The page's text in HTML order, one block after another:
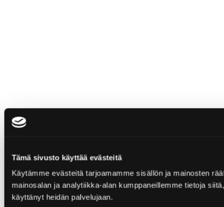
Tämä sivusto käyttää evästeitä
Käytämme evästeitä tarjoamamme sisällön ja mainosten
mainosalan ja analytiikka-alan kumppaneillemme tietoja
käyttänyt heidän palvelujaan.